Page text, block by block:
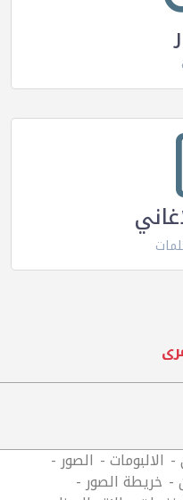
الالبومات الصور
خريطة الصور